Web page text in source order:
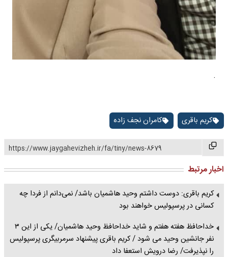
.
کریم باقری کامران نجف زاده
https://www.jaygahevizheh.ir/fa/tiny/news-8679
اخبار مرتبط
کریم باقری: دوست داشتم وحید هاشمیان باشد/ نمی‌دانم از فردا چه
کسانی در پرسپولیس خواهند بود
خداحافظ هفته هفتم و شاید خداحافظ وحید هاشمیان/ یکی از این ۳
نفر جانشین وحید می شود / کریم باقری پیشنهاد سرمربیگری پرسپولیس
را نپذیرفت/ رضا درویش استعفا داد